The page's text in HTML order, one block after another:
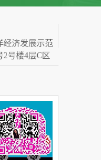
经济发展示范
2号楼4层C区